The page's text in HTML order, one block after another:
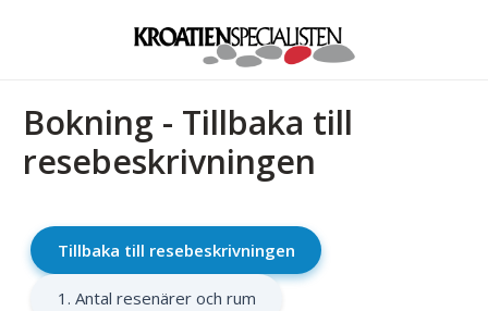
Bokning - Tillbaka till
resebeskrivningen
Tillbaka till resebeskrivningen
1. Antal resenärer och rum